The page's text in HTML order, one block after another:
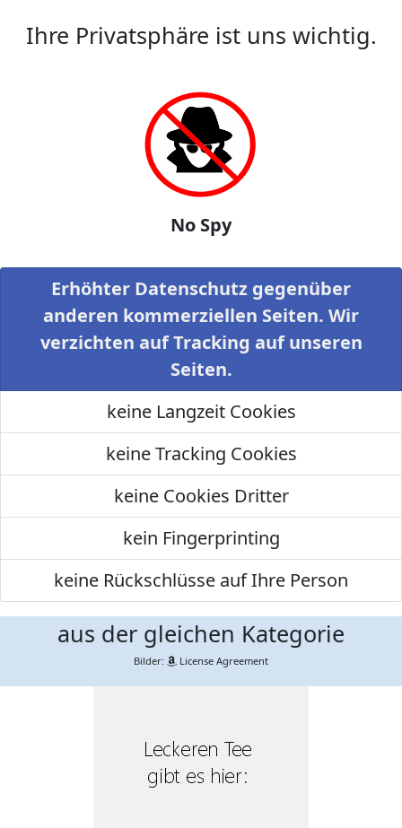
Ihre Privatsphäre ist uns wichtig.
No Spy
Erhöhter Datenschutz gegenüber
anderen kommerziellen Seiten. Wir
verzichten auf Tracking auf unseren
Seiten.
keine Langzeit Cookies
keine Tracking Cookies
keine Cookies Dritter
kein Fingerprinting
keine Rückschlüsse auf Ihre Person
aus der gleichen Kategorie
Bilder: License Agreement